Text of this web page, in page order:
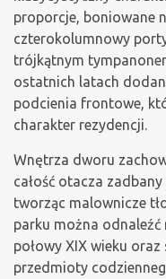
proporcje, boniowane
czterokolumnowy
trójkątnym
ostatnich latach
podcienia frontowe,
charakter rezydencji.
Wnętrza dworu
całość otacza
tworząc malownicze
parku można
połowy XIX wieku
przedmioty